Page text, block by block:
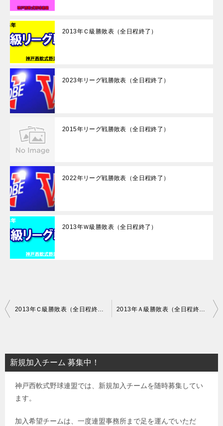
2013年Ｃ級勝敗表（全日程終了）
2023年リーグ戦勝敗表（全日程終了）
2015年リーグ戦勝敗表（全日程終了）
2022年リーグ戦勝敗表（全日程終了）
2013年Ｗ級勝敗表（全日程終了）
投
ビ
ゲ
2013年Ｃ級勝敗表（全日程終了） 2013年Ａ級勝敗表（全日程終了）
新規加入チーム 募集中！
神戸西軟式野球連盟では、新規加入チームを随時募集してい
ます。
加入希望チームは、一度連盟事務所まで足を運んでいただ